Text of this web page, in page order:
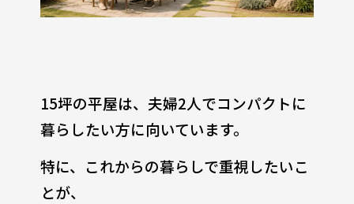
15坪の平屋は、夫婦2人でコンパクトに
暮らしたい方に向いています。
特に、これからの暮らしで重視したいこ
とが、